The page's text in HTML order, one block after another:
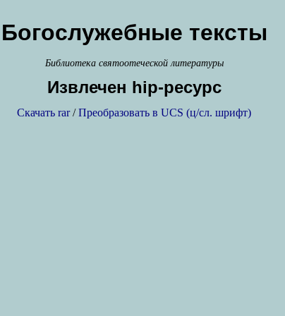
Богослужебные тексты
Библиотека святоотеческой литературы
Извлечен hip-ресурс
Скачать rar/Преобразовать в UCS (ц/сл. шрифт)